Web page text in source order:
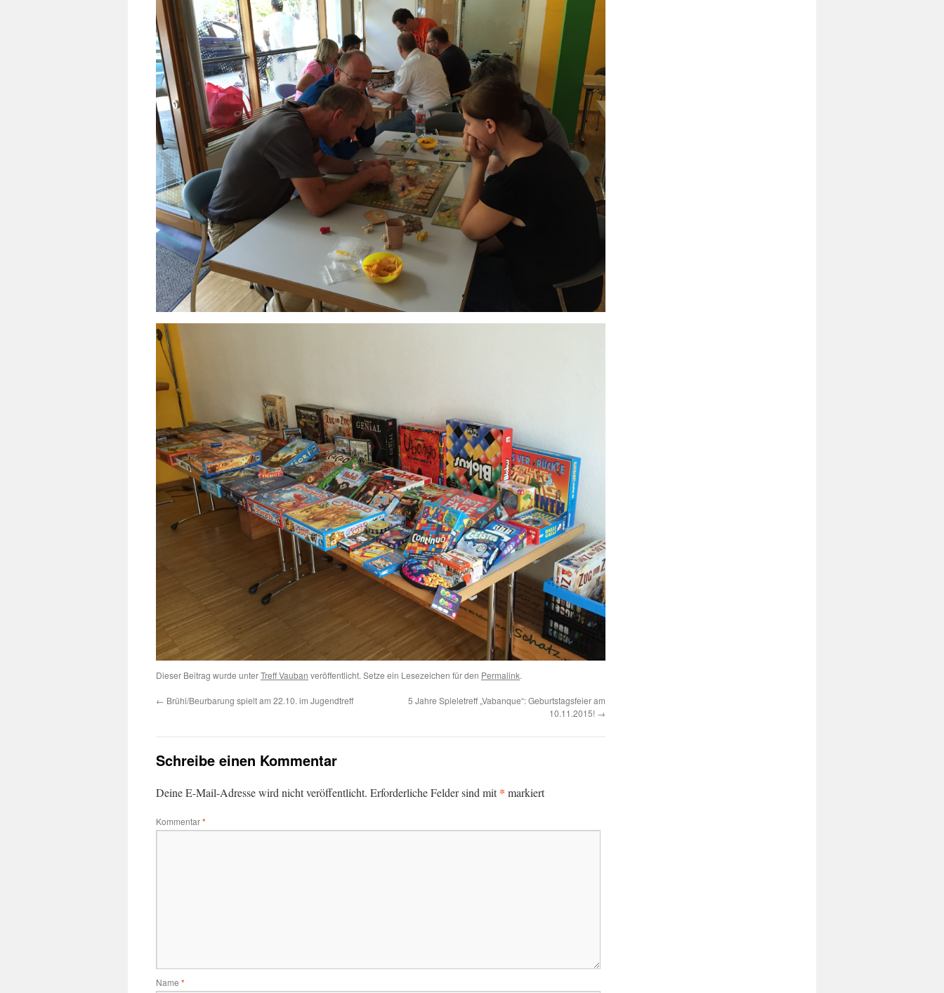
Dieser Beitrag wurde unterTreff Vauban veröffentlicht. Setze ein Lesezeichen für den Permalink.
← Brühl/Beurbarung spielt am 22.10. im Jugendtreff
5 Jahre Spieletreff „Vabanque“: Geburtstagsfeier am
10.11.2015! →
Schreibe einen Kommentar
Deine E-Mail-Adresse wird nicht veröffentlicht. Erforderliche Felder sind mit* markiert
Kommentar*
Name *